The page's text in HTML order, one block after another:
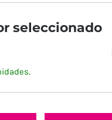
seleccionado